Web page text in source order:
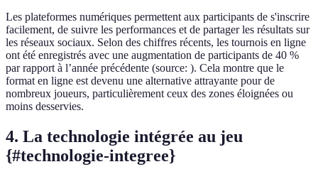
Les plateformes numériques permettent aux participants de s'inscrire
facilement, de suivre les performances et de partager les résultats sur
les réseaux sociaux. Selon des chiffres récents, les tournois en ligne
ont été enregistrés avec une augmentation de participants de 40 %
par rapport à l’année précédente (source: ). Cela montre que le
format en ligne est devenu une alternative attrayante pour de
nombreux joueurs, particulièrement ceux des zones éloignées ou
moins desservies.
4. La technologie intégrée au jeu
{#technologie-integree}